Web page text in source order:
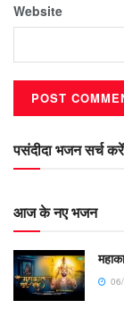
Website
पसंदीदा भजन सर्च करें
आज के नए भजन